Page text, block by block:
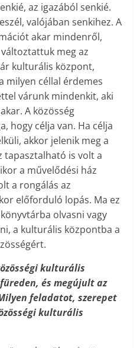
az igazából senkié.
valójában senkihez. A
akar mindenről,
meg az
kulturális központ,
milyen céllal érdemes
várunk mindenkit, aki
A közösség
hogy célja van. Ha célja
akkor jelenik meg a
tapasztalható is volt a
a művelődési ház
a rongálás az
előforduló lopás. Ma ez
olvasni vagy
a kulturális központba a
kulturális
és megújult az
feladatot, szerepet
kulturális